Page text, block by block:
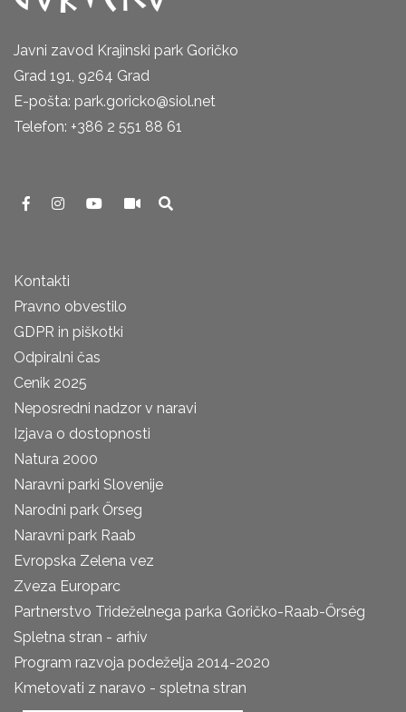
Javni zavod Krajinski park Goričko
Grad 191, 9264 Grad
E-pošta: park.goricko@siol.net
Telefon: +386 2 551 88 61
Kontakti
Pravno obvestilo
GDPR in piškotki
Odpiralni čas
Cenik 2025
Neposredni nadzor v naravi
Izjava o dostopnosti
Natura 2000
Naravni parki Slovenije
Narodni park Őrseg
Naravni park Raab
Evropska Zelena vez
Zveza Europarc
Partnerstvo Trideželnega parka Goričko-Raab-Őrség
Spletna stran - arhiv
Program razvoja podeželja 2014-2020
Kmetovati z naravo - spletna stran